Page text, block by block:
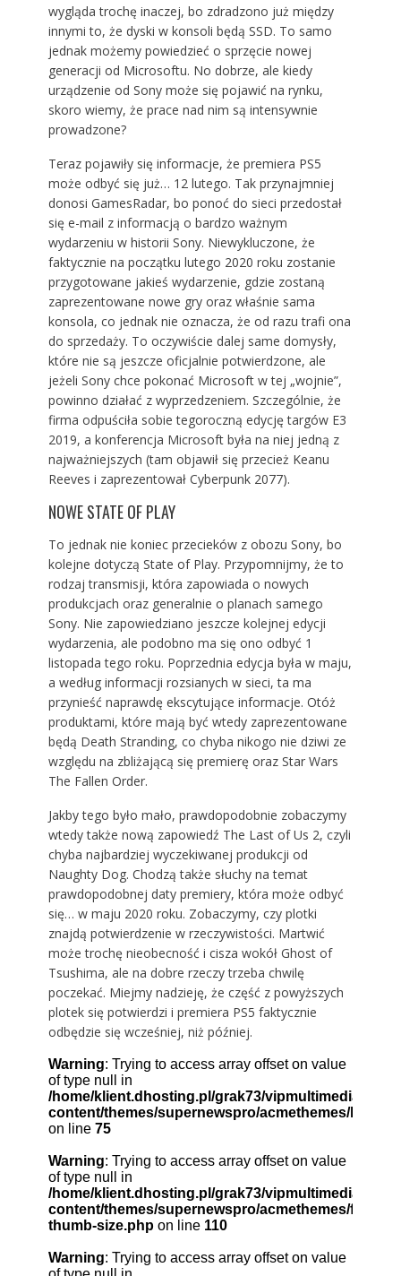
wygląda trochę inaczej, bo zdradzono już między
innymi to, że dyski w konsoli będą SSD. To samo
jednak możemy powiedzieć o sprzęcie nowej
generacji od Microsoftu. No dobrze, ale kiedy
urządzenie od Sony może się pojawić na rynku,
skoro wiemy, że prace nad nim są intensywnie
prowadzone?
Teraz pojawiły się informacje, że premiera PS5
może odbyć się już… 12 lutego. Tak przynajmniej
donosi GamesRadar, bo ponoć do sieci przedostał
się e-mail z informacją o bardzo ważnym
wydarzeniu w historii Sony. Niewykluczone, że
faktycznie na początku lutego 2020 roku zostanie
przygotowane jakieś wydarzenie, gdzie zostaną
zaprezentowane nowe gry oraz właśnie sama
konsola, co jednak nie oznacza, że od razu trafi ona
do sprzedaży. To oczywiście dalej same domysły,
które nie są jeszcze oficjalnie potwierdzone, ale
jeżeli Sony chce pokonać Microsoft w tej „wojnie”,
powinno działać z wyprzedzeniem. Szczególnie, że
firma odpuściła sobie tegoroczną edycję targów E3
2019, a konferencja Microsoft była na niej jedną z
najważniejszych (tam objawił się przecież Keanu
Reeves i zaprezentował Cyberpunk 2077).
NOWE STATE OF PLAY
To jednak nie koniec przecieków z obozu Sony, bo
kolejne dotyczą State of Play. Przypomnijmy, że to
rodzaj transmisji, która zapowiada o nowych
produkcjach oraz generalnie o planach samego
Sony. Nie zapowiedziano jeszcze kolejnej edycji
wydarzenia, ale podobno ma się ono odbyć 1
listopada tego roku. Poprzednia edycja była w maju,
a według informacji rozsianych w sieci, ta ma
przynieść naprawdę ekscytujące informacje. Otóż
produktami, które mają być wtedy zaprezentowane
będą Death Stranding, co chyba nikogo nie dziwi ze
względu na zbliżającą się premierę oraz Star Wars
The Fallen Order.
Jakby tego było mało, prawdopodobnie zobaczymy
wtedy także nową zapowiedź The Last of Us 2, czyli
chyba najbardziej wyczekiwanej produkcji od
Naughty Dog. Chodzą także słuchy na temat
prawdopodobnej daty premiery, która może odbyć
się… w maju 2020 roku. Zobaczymy, czy plotki
znajdą potwierdzenie w rzeczywistości. Martwić
może trochę nieobecność i cisza wokół Ghost of
Tsushima, ale na dobre rzeczy trzeba chwilę
poczekać. Miejmy nadzieję, że część z powyższych
plotek się potwierdzi i premiera PS5 faktycznie
odbędzie się wcześniej, niż później.